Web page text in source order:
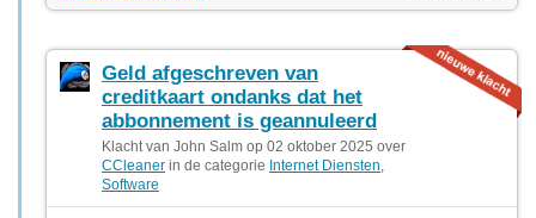
Geld afgeschreven van
creditkaart ondanks dat het
abbonnement is geannuleerd
Klacht van John Salm op 02 oktober 2025 over
CCleaner in de categorie Internet Diensten
Software